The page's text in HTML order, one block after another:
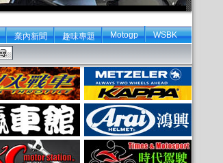
業內新聞 趣味專題 Motogp WSBK